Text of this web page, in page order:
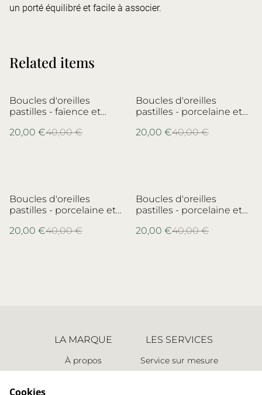
un porté équilibré et facile à associer.
Related items
%
Boucles d'oreilles
pastilles - faïence et
20,00 €40,00 €
%
Boucles d'oreilles
pastilles - porcelaine et
Limoges
20,00 €40,00 €
%
Boucles d'oreilles
pastilles - porcelaine et
Limoges no.2
20,00 €40,00 €
%
Boucles d'oreilles
pastilles - porcelaine et
Villeroy & Boch no.2
20,00 €40,00 €
LA MARQUE
À propos
LES SERVICES
Service sur mesure
Cookies